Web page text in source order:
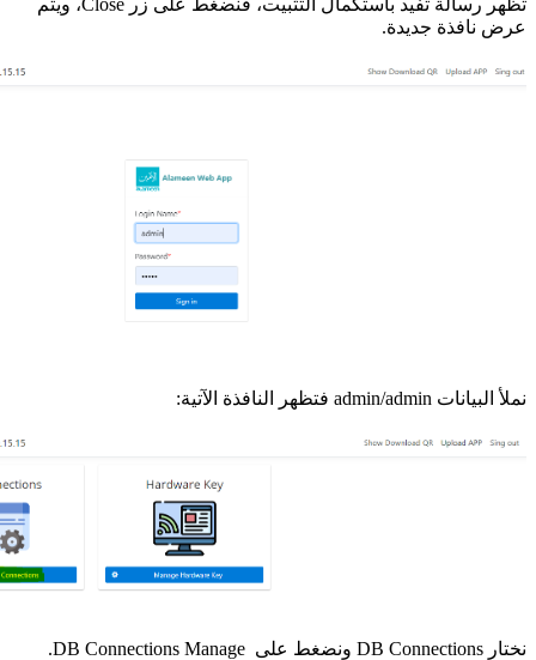
عرض نافذة جديدة.
نملأ البيانات admin/admin فتظهر النافذة الآتية:
نختار DB Connections ونضغط على DB Connections Manage.